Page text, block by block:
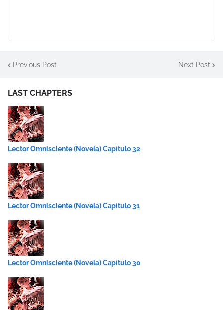
Previous Post Next Post
LAST CHAPTERS
Lector Omnisciente (Novela) Capítulo 32
Lector Omnisciente (Novela) Capítulo 31
Lector Omnisciente (Novela) Capítulo 30